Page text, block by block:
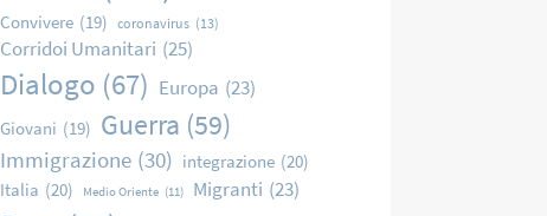
Convivere (19) coronavirus (13)
Corridoi Umanitari (25)
Dialogo (67) Europa (23)
Giovani (19) Guerra (59)
Immigrazione (30) integrazione (20)
Italia (20) Medio Oriente (11) Migranti (23)